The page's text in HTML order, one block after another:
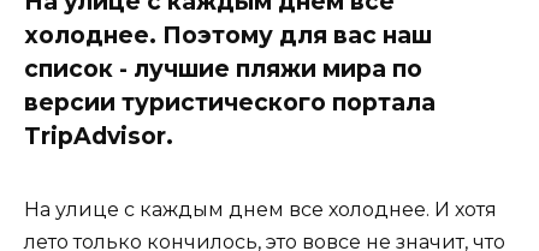
холоднее. Поэтому для вас наш
список - лучшие пляжи мира по
версии туристического портала
TripAdvisor.
На улице с каждым днем все холоднее. И хотя
лето только кончилось, это вовсе не значит, что